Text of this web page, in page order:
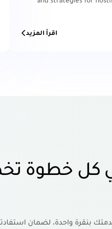
اقرأ المزيد
كل خطوة
بنقرة واحدة، لضمان